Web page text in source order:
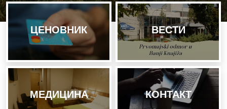
ЦЕНОВНИК ВЕСТИ
МЕДИЦИНА КОНТАКТ